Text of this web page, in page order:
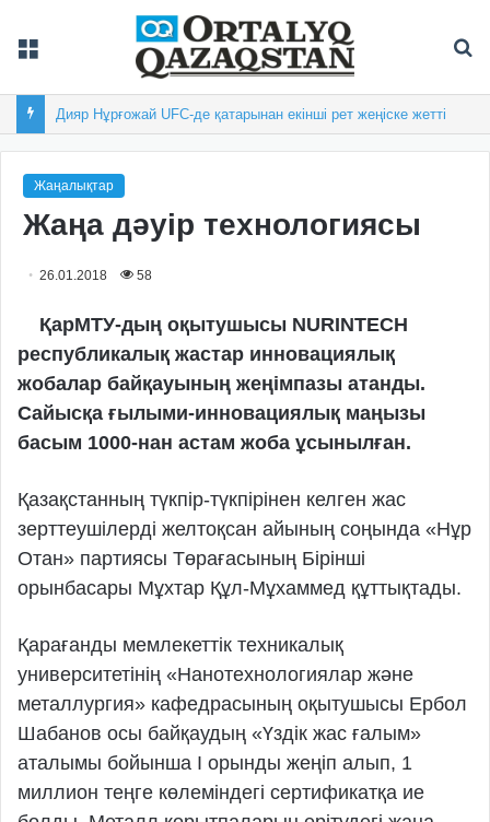
Дияр Нұрғожай UFC-де қатарынан екінші рет жеңіске жетті
Жаңалықтар
Жаңа дәуір технологиясы
26.01.2018 58
ҚарМТУ-дың оқытушысы NURINTECH
республикалық жастар инновациялық
жобалар байқауының жеңімпазы атанды.
Сайысқа ғылыми-инновациялық маңызы
басым 1000-нан астам жоба ұсынылған.
Қазақстанның түкпір-түкпірінен келген жас
зерттеушілерді желтоқсан айының соңында «Нұр
Отан» партиясы Төрағасының Бірінші
орынбасары Мұхтар Құл-Мұхаммед құттықтады.
Қарағанды мемлекеттік техникалық
университетінің «Нанотехнологиялар және
металлургия» кафедрасының оқытушысы Ербол
Шабанов осы байқаудың «Үздік жас ғалым»
аталымы бойынша І орынды жеңіп алып, 1
миллион теңге көлеміндегі сертификатқа ие